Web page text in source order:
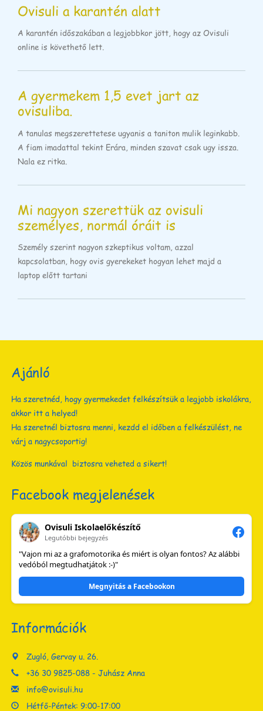
Ovisuli a karantén alatt
A karantén időszakában a legjobbkor jött, hogy az Ovisuli
online is követhető lett.
A gyermekem 1,5 evet jart az
ovisuliba.
A tanulas megszerettetese ugyanis a taniton mulik leginkabb.
A fiam imadattal tekint Erára, minden szavat csak ugy issza.
Nala ez ritka.
Mi nagyon szerettük az ovisuli
személyes, normál óráit is
Személy szerint nagyon szkeptikus voltam, azzal
kapcsolatban, hogy ovis gyerekeket hogyan lehet majd a
laptop előtt tartani
Ajánló
Ha szeretnéd, hogy gyermekedet felkészítsük a legjobb iskolákra,
akkor itt a helyed!
Ha szeretnél biztosra menni, kezdd el időben a felkészülést, ne
várj a nagycsoportig!
Közös munkával biztosra veheted a sikert!
Facebook megjelenések
Ovisuli Iskolaelőkészítő
Legutóbbi bejegyzés
"Vajon mi az a grafomotorika és miért is olyan fontos? Az alábbi
vedóból megtudhatjátok :-)"
Megnyitás a Facebookon
Információk
Zugló, Gervay u. 26.
+36 30 9825-088 - Juhász Anna
info@ovisuli.hu
Hétfő-Péntek: 9:00-17:00